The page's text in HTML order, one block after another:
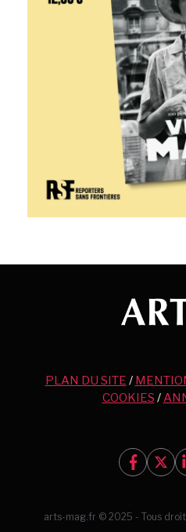
PLAN DU SITE /
COOKIES /
arts-mag.fr © 2025 - Tous